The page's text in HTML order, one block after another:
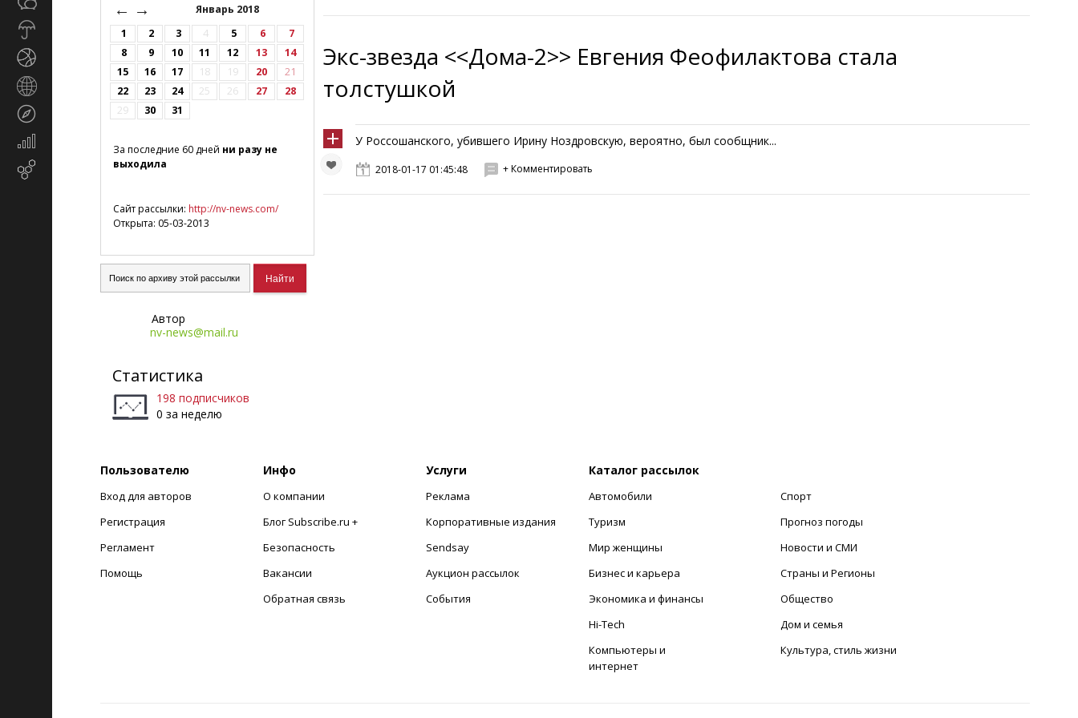
← Январь 2018
→
1 2 3 4 5 6
7
8
9 10 11 12 13
14
15
16 17 18 19 20
21
22
23 24 25 26 27
28
29
30 31
За последние 60 дней ни разу не
выходила
Сайт рассылки: http://nv-news.com/
Открыта: 05-03-2013
Автор
nv-news@mail.ru
Статистика
198 подписчиков
0 за неделю
Экс-звезда <<Дома-2>> Евгения Феофилактова стала
толстушкой
У Россошанского, убившего Ирину Ноздровскую, вероятно, был сообщник...
2018-01-17 01:45:48 + Комментировать
Пользователю
Вход для авторов
Регистрация
Регламент
Помощь
Инфо
О компании
Блог Subscribe.ru +
Безопасность
Вакансии
Обратная связь
Услуги
Реклама
Корпоративные издания
Sendsay
Аукцион рассылок
События
Каталог рассылок
Автомобили
Туризм
Мир женщины
Бизнес и карьера
Экономика и финансы
Hi-Tech
Компьютеры и
интернет
Спорт
Прогноз погоды
Новости и СМИ
Страны и Регионы
Общество
Дом и семья
Культура, стиль жизни